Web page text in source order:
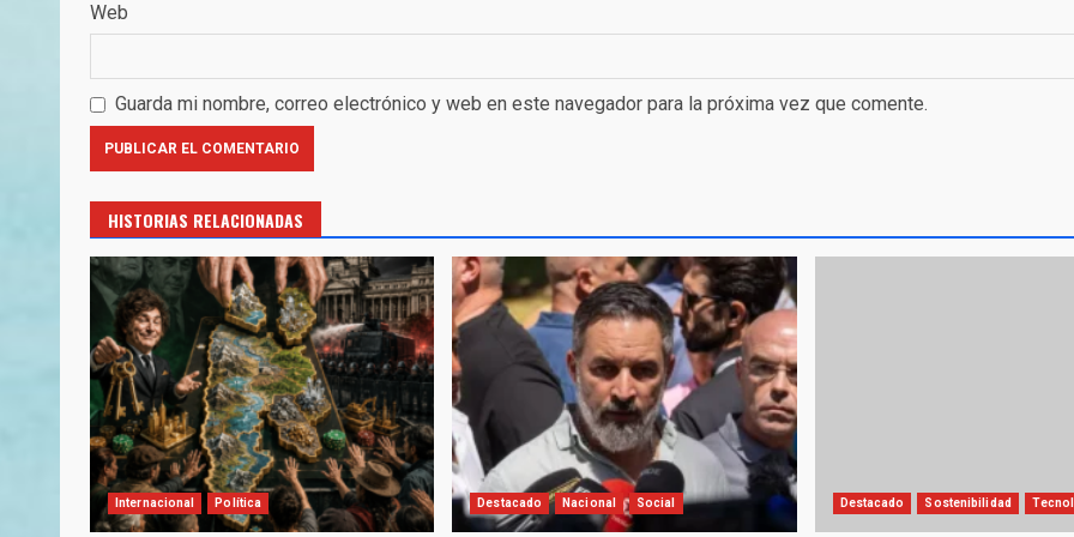
Web
Guarda mi nombre, correo electrónico y web en este navegador para la próxima vez que comente.
HISTORIAS RELACIONADAS
Internacional Política Destacado Nacional Social Destacado Sostenibilidad